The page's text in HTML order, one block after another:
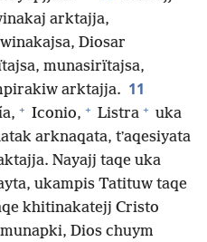
arktajja,
Diosar
munasirïtajsa,
arktajja. 11
+ Iconio, + Listra + uka
arknaqata, tʼaqesiyata
Nayajj taqe uka
ukampis Tatituw taqe
khitinakatejj Cristo
Dios chuym